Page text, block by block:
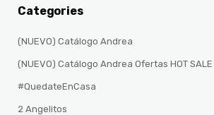
Categories
(NUEVO) Catálogo Andrea
(NUEVO) Catálogo Andrea Ofertas HOT SALE
#QuedateEnCasa
2 Angelitos